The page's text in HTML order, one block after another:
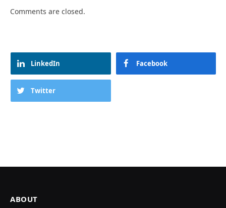
Comments are closed.
LinkedIn Facebook
Twitter
ABOUT